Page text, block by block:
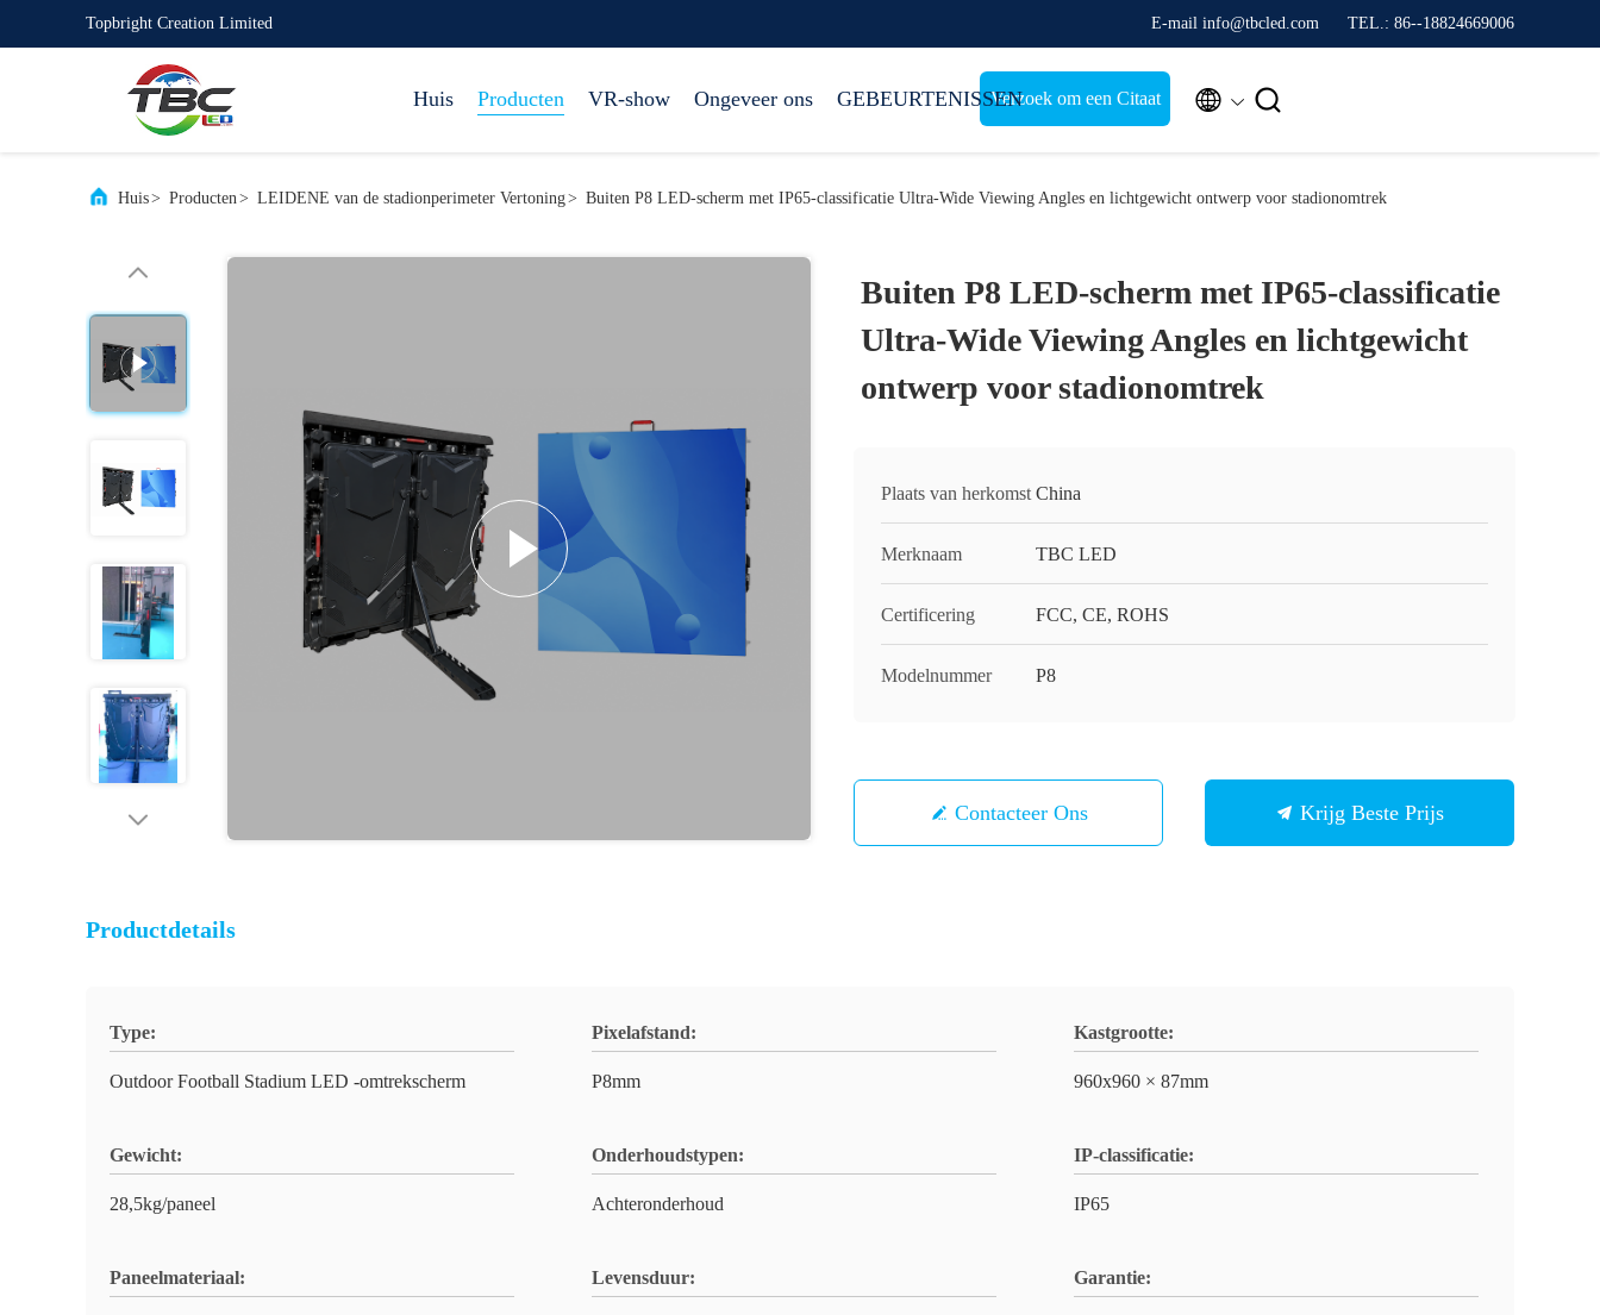
Topbright Creation Limited E-mail info@tbcled.com TEL.: 86--18824669006
Huis Producten VR-show Ongeveer ons GEBEURTENISSENVerzoek om een Citaat  
Huis> Producten> LEIDENE van de stadionperimeter Vertoning> Buiten P8 LED-scherm met IP65-classificatie Ultra-Wide Viewing Angles en lichtgewicht ontwerp voor stadionomtrek
Buiten P8 LED-scherm met IP65-classificatie
Ultra-Wide Viewing Angles en lichtgewicht
ontwerp voor stadionomtrek
Plaats van herkomst China
Merknaam TBC LED
Certificering FCC, CE, ROHS
Modelnummer P8
Contacteer Ons Krijg Beste Prijs
Productdetails
Type:
Outdoor Football Stadium LED -omtrekscherm
Pixelafstand:
P8mm
Kastgrootte:
960x960 × 87mm
Gewicht:
28,5kg/paneel
Onderhoudstypen:
Achteronderhoud
IP-classificatie:
IP65
Paneelmateriaal: Levensduur: Garantie: